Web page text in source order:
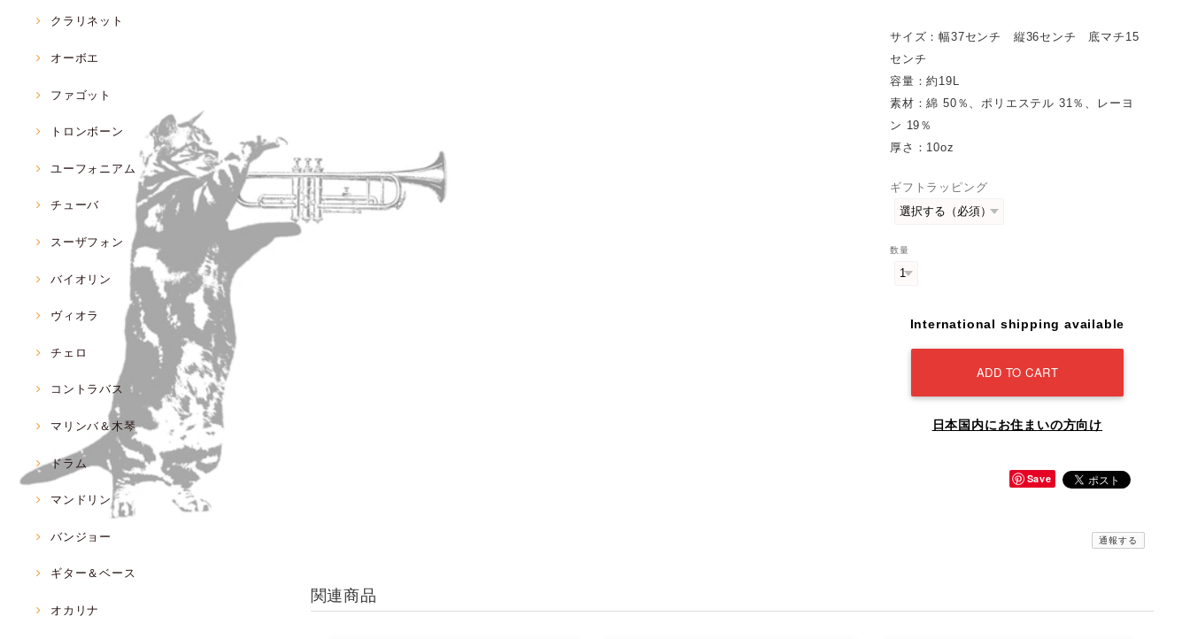
クラリネット
オーボエ
ファゴット
トロンボーン
ユーフォニアム
チューバ
スーザフォン
バイオリン
ヴィオラ
チェロ
コントラバス
マリンバ＆木琴
ドラム
マンドリン
バンジョー
ギター＆ベース
オカリナ
サイズ：幅37センチ 縦36センチ 底マチ15
センチ
容量：約19L
素材：綿 50％、ポリエステル 31％、レーヨ
ン 19％
厚さ：10oz
ギフトラッピング
数量
International shipping available
ADD TO CART
日本国内にお住まいの方向け
Save
通報する
関連商品